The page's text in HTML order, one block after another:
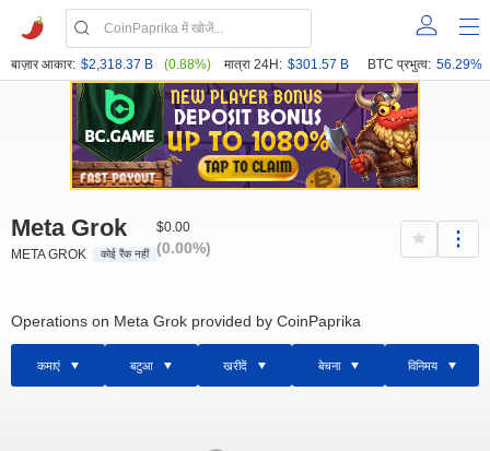
बाज़ार आकार: $2,318.37 B (0.88%) मात्रा 24H: $301.57 B BTC प्रभुत्व: 56.29%
Meta Grok
META GROK कोई रैंक नहीं
$0.00
(0.00%)
Operations on Meta Grok provided by CoinPaprika
कमाएं बटुआ खरीदें बेचना विनिमय